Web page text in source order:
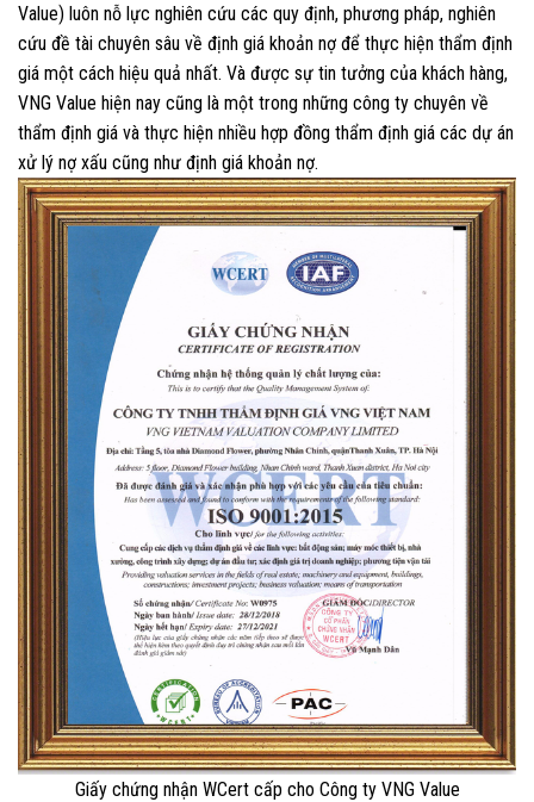
Value) luôn nỗ lực nghiên cứu các quy định, phương pháp, nghiên
cứu đề tài chuyên sâu về định giá khoản nợ để thực hiện thẩm định
giá một cách hiệu quả nhất. Và được sự tin tưởng của khách hàng,
VNG Value hiện nay cũng là một trong những công ty chuyên về
thẩm định giá và thực hiện nhiều hợp đồng thẩm định giá các dự án
xử lý nợ xấu cũng như định giá khoản nợ.
Giấy chứng nhận WCert cấp cho Công ty VNG Value